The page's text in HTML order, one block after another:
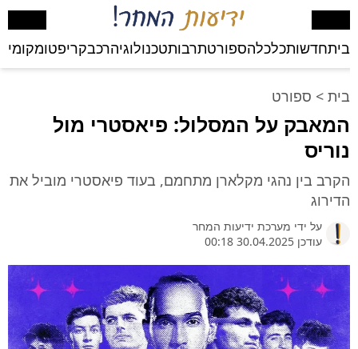
ביתחדשותכלכלהספורטתרבותטכנולוגיהרכבקריפטומקומי
בית > ספורט
המאבק על המסלול: פיאסטרי מול
נוריס
הקרב בין נהגי מקלארן מתחמם, בעוד פיאסטרי מוביל את
הדירוג
על ידי מערכת ידיעות המחר
עודכן 30.04.2025 00:18